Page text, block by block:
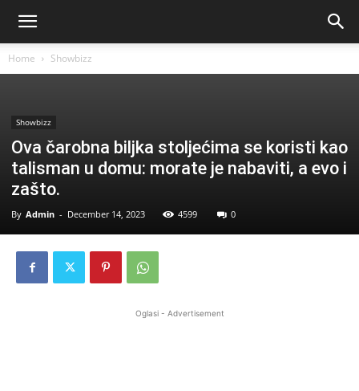
Home Showbizz
Showbizz
Ova čarobna biljka stoljećima se koristi kao
talisman u domu: morate je nabaviti, a evo i
zašto.
By Admin - December 14, 2023 4599 0
Oglasi - Advertisement